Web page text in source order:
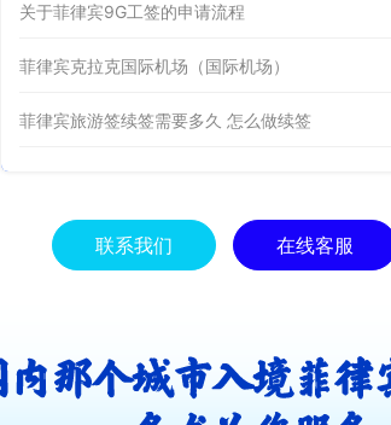
关于菲律宾9G工签的申请流程
菲律宾克拉克国际机场（国际机场）
菲律宾旅游签续签需要多久 怎么做续签
联系我们 在线客服